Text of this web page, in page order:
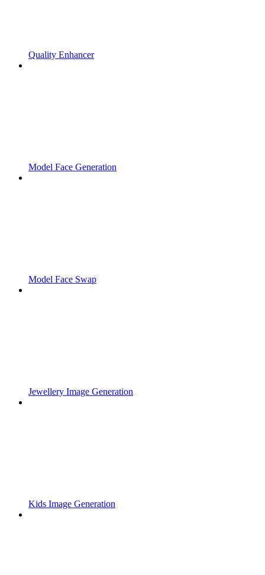
Quality Enhancer
Model Face Generation
Model Face Swap
Jewellery Image Generation
Kids Image Generation